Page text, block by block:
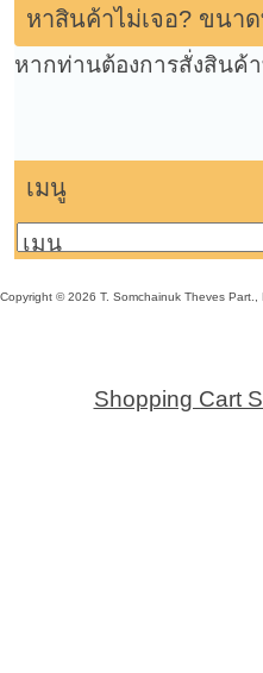
หาสินค้าไม่เจอ? ขนา
หากท่านต้องการสั่งสินค้
เมนู
Copyright © 2026 T. Somchainuk Theves Part.,
Shopping Cart